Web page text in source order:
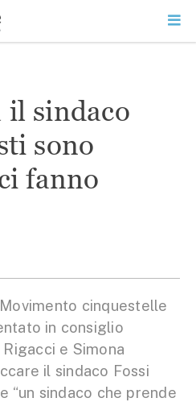
il sindaco
sono
fanno
cinquestelle
in consiglio
e Simona
il sindaco Fossi
“un sindaco che prende